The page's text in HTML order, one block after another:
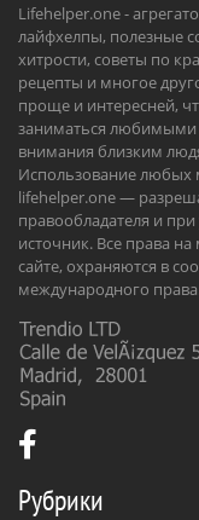
Lifehelper.one -
лайфхелпы, полезные
хитрости, советы по
рецепты и многое
проще и интересней,
заниматься любимыми
внимания близким
Использование любых
lifehelper.one —
правообладателя и
источник. Все права
сайте, охраняются в
международного
Рубрики